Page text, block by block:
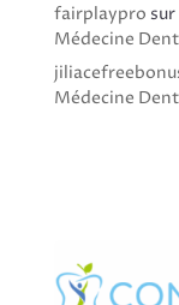
fairplaypro sur
Médecine
Médecine